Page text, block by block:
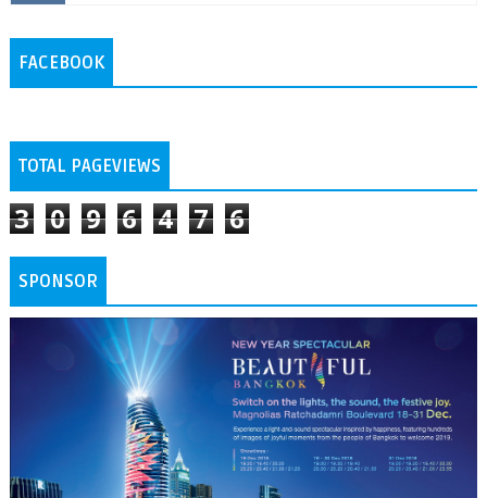
FACEBOOK
TOTAL PAGEVIEWS
3 0 9 6 4 7 6
SPONSOR